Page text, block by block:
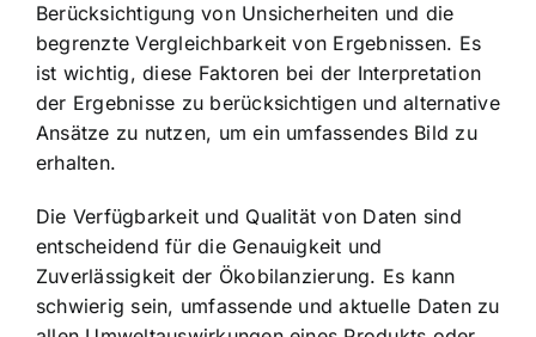
Berücksichtigung von Unsicherheiten und die
begrenzte Vergleichbarkeit von Ergebnissen. Es
ist wichtig, diese Faktoren bei der Interpretation
der Ergebnisse zu berücksichtigen und alternative
Ansätze zu nutzen, um ein umfassendes Bild zu
erhalten.
Die Verfügbarkeit und Qualität von Daten sind
entscheidend für die Genauigkeit und
Zuverlässigkeit der Ökobilanzierung. Es kann
schwierig sein, umfassende und aktuelle Daten zu